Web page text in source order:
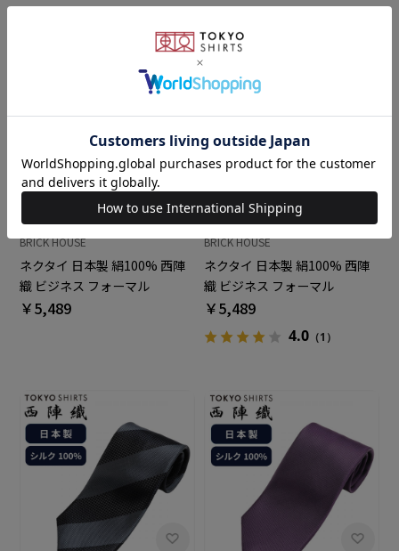
BRICK HOUSE
ネクタイ 日本製 絹100% 西陣
織 ビジネス フォーマル
￥5,489
BRICK HOUSE
ネクタイ 日本製 絹100% 西陣
織 ビジネス フォーマル
￥5,489
4.0 （1）